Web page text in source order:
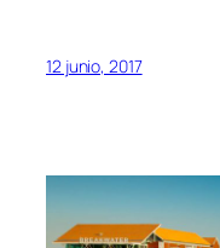
12 junio, 2017